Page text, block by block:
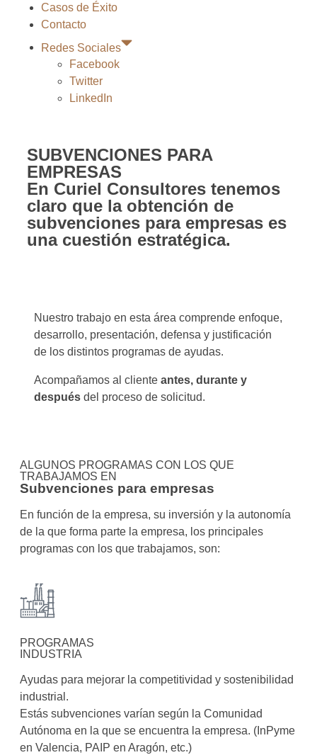
Casos de Éxito
Contacto
Redes Sociales
Facebook
Twitter
LinkedIn
SUBVENCIONES PARA
EMPRESAS
En Curiel Consultores tenemos
claro que la obtención de
subvenciones para empresas es
una cuestión estratégica.
Nuestro trabajo en esta área comprende enfoque,
desarrollo, presentación, defensa y justificación
de los distintos programas de ayudas.
Acompañamos al cliente antes, durante y
después del proceso de solicitud.
ALGUNOS PROGRAMAS CON LOS QUE
TRABAJAMOS ​EN
Subvenciones para empresas
En función de la empresa, su inversión y la autonomía
de la que forma parte la empresa, los principales
programas con los que trabajamos, son:
PROGRAMAS
INDUSTRIA
Ayudas para mejorar la competitividad y sostenibilidad
industrial.
Estás subvenciones varían según la Comunidad
Autónoma en la que se encuentra la empresa. (InPyme
en Valencia, PAIP en Aragón, etc.)